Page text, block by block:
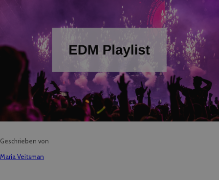
Geschrieben von
Maria Veitsman